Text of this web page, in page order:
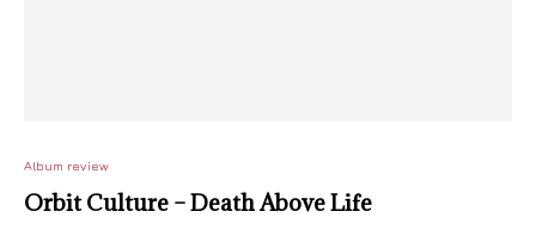
Album review
Orbit Culture – Death Above Life